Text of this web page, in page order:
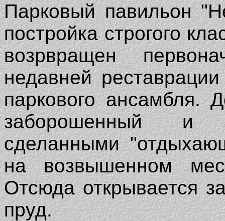
Парковый павильон
постройка строгого
возрвращен
недавней
паркового ансамбля.
заборошенный и
сделанными
на возвышенном
Отсюда открывается
пруд.